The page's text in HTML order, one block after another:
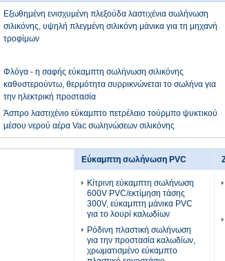
Εξωθημένη ενισχυμένη πλεξούδα λαστιχένια σωλήνωση
σιλικόνης, υψηλή πλεγμένη σιλικόνη μάνικα για τη μηχανή
τροφίμων
Φλόγα - η σαφής εύκαμπτη σωλήνωση σιλικόνης
καθυστερούντω, θερμότητα συρρικνώνεται το σωλήνα για
την ηλεκτρική προστασία
Άσπρο λαστιχένιο εύκαμπτο πετρέλαιο τούρμπο ψυκτικού
μέσου νερού αέρα Vac σωληνώσεων σιλικόνης
Εύκαμπτη σωλήνωση PVC
Κίτρινη εύκαμπτη σωλήνωση
600V PVC/εκτίμηση τάσης
300V, εύκαμπτη μάνικα PVC
για το λουρί καλωδίων
Ρόδινη πλαστική σωλήνωση
για την προστασία καλωδίων,
χρωματισμένο εύκαμπτο